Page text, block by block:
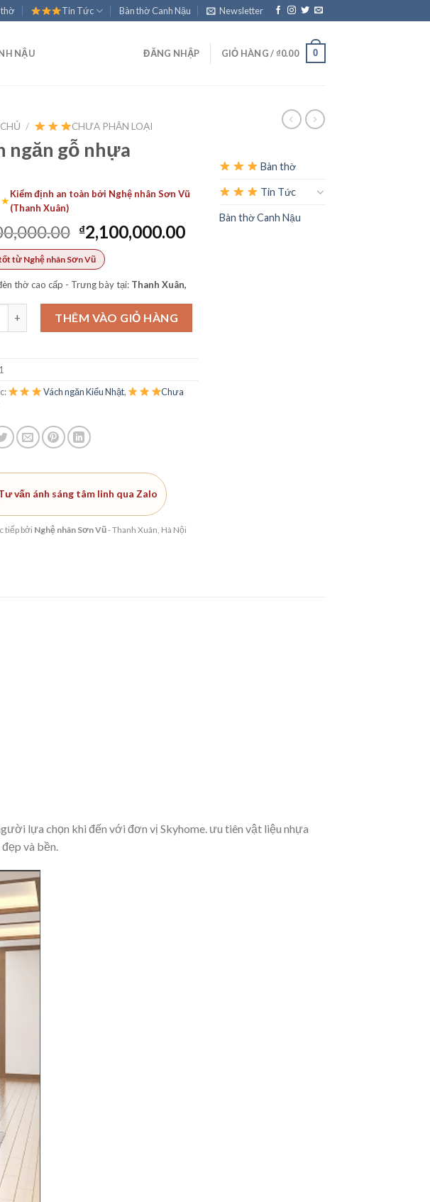
thờ Tin Tức Bàn thờ Canh Nậu Newsletter
NẬU ĐĂNG NHẬP GIỎ HÀNG / ₫0.00 0
/ CHƯA PHÂN LOẠI
ngăn gỗ nhựa
Kiểm định an toàn bởi Nghệ nhân Sơn Vũ
(Thanh Xuân)
Giá
gốc
là:
₫3,500,000.00.
₫2,100,000.00Giá
là:
₫2,100,000.00.
từ Nghệ nhân Sơn Vũ
thờ cao cấp - Trưng bày tại: Thanh Xuân,
gỗ nhựa số lượngTHÊM VÀO GIỎ HÀNG
Vách ngăn Kiểu Nhật,
Chưa
vấn ánh sáng tâm linh qua Zalo
tiếp bởi Nghệ nhân Sơn Vũ- Thanh Xuân, Hà Nội
Bàn thờ
Tin Tức
Bàn thờ Canh Nậu
lựa chọn khi đến với đơn vị Skyhome. ưu tiên vật liệu nhựa
và bền.